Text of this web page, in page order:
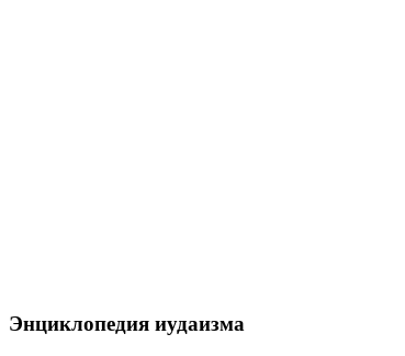
Энциклопедия иудаизма